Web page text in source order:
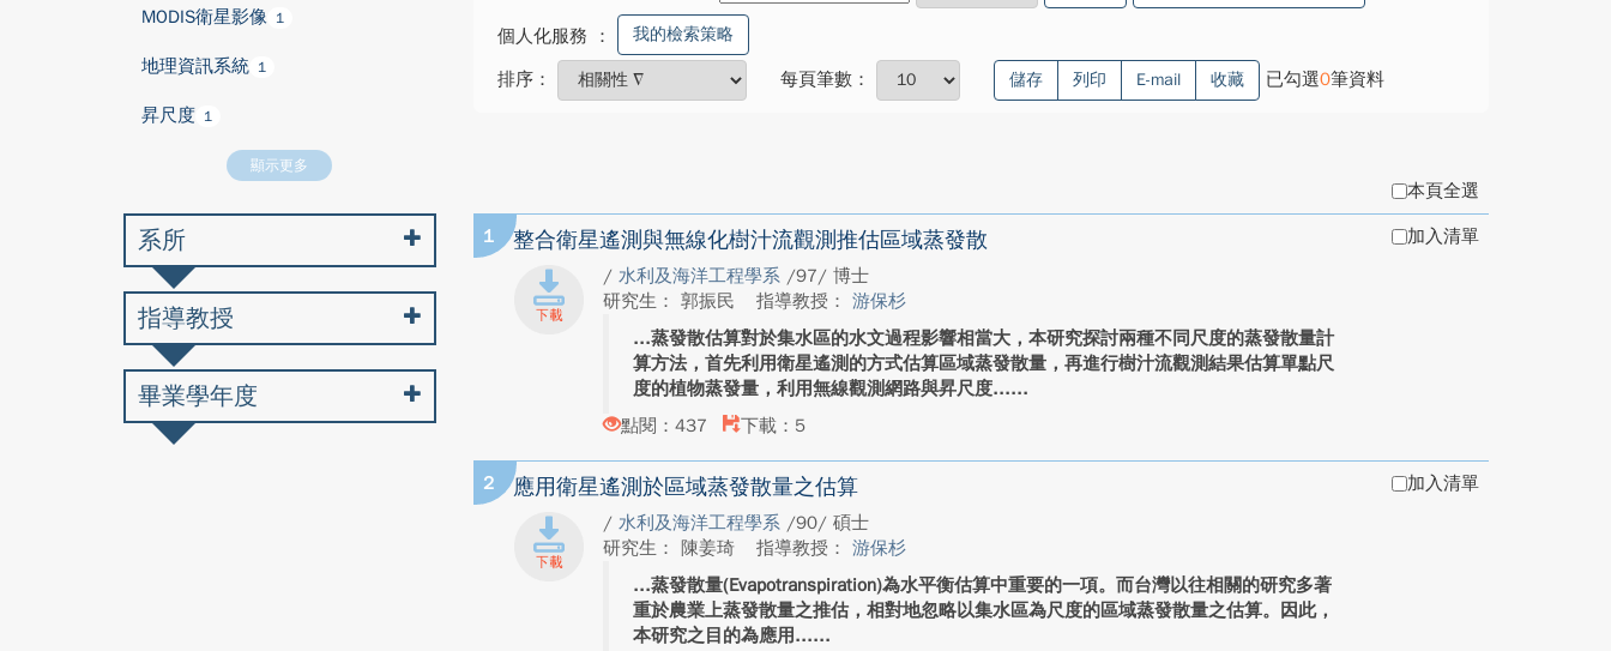
個人化服務 ： 我的檢索策略
排序： 每頁筆數： 儲存 列印 E-mail 收藏 已勾選0筆資料
本頁全選
1 整合衛星遙測與無線化樹汁流觀測推估區域蒸發散
/ 水利及海洋工程學系 /97/ 博士
研究生： 郭振民
指導教授： 游保杉
蒸發散估算對於集水區的水文過程影響相當大，本研究探討兩種不同尺度的蒸發散量計
算方法，首先利用衛星遙測的方式估算區域蒸發散量，再進行樹汁流觀測結果估算單點尺
度的植物蒸發量，利用無線觀測網路與昇尺度...
點閱：437
下載：5
加入清單
2 應用衛星遙測於區域蒸發散量之估算
/ 水利及海洋工程學系 /90/ 碩士
研究生： 陳姜琦
指導教授： 游保杉
蒸發散量(Evapotranspiration)為水平衡估算中重要的一項。而台灣以往相關的研究多著
重於農業上蒸發散量之推估，相對地忽略以集水區為尺度的區域蒸發散量之估算。因此，
本研究之目的為應用...
加入清單
MODIS衛星影像 1
地理資訊系統 1
昇尺度 1
顯示更多
系所
指導教授
畢業學年度